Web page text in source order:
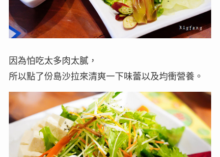
因為怕吃太多肉太膩，
所以點了份島沙拉來清爽一下味蕾以及均衝營養。